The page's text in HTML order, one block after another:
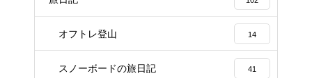
オフトレ登山 14
スノーボードの旅日記 41